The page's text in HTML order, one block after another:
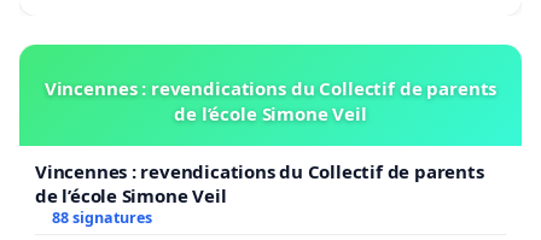
Vincennes : revendications du Collectif de parents
de l’école Simone Veil
Vincennes : revendications du Collectif de parents
de l’école Simone Veil
88 signatures